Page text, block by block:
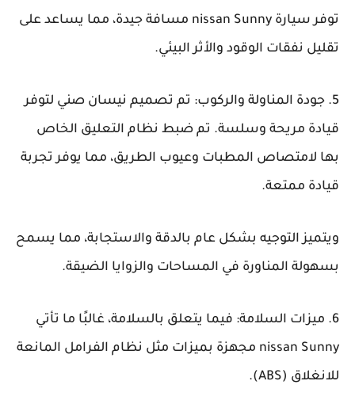
توفر سيارة nissan Sunny مسافة جيدة، مما يساعد على
تقليل نفقات الوقود والأثر البيئي.
5. جودة المناولة والركوب: تم ​​تصميم نيسان صني لتوفر
قيادة مريحة وسلسة. تم ضبط نظام التعليق الخاص
بها لامتصاص المطبات وعيوب الطريق، مما يوفر تجربة
قيادة ممتعة.
ويتميز التوجيه بشكل عام بالدقة والاستجابة، مما يسمح
بسهولة المناورة في المساحات والزوايا الضيقة.
6. ميزات السلامة: فيما يتعلق بالسلامة، غالبًا ما تأتي
nissan Sunny مجهزة بميزات مثل نظام الفرامل المانعة
للانغلاق (ABS).